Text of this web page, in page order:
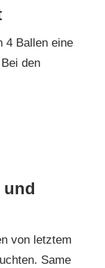
4 Ballen eine
den
und
von letztem
Same